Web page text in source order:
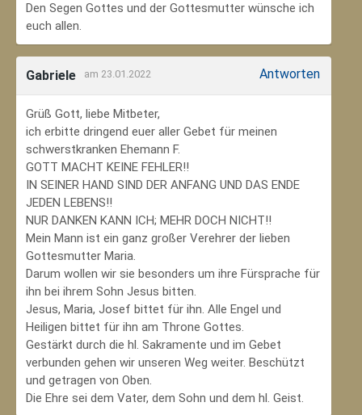
Den Segen Gottes und der Gottesmutter wünsche ich
euch allen.
Gabriele am 23.01.2022 Antworten
Grüß Gott, liebe Mitbeter,
ich erbitte dringend euer aller Gebet für meinen
schwerstkranken Ehemann F.
GOTT MACHT KEINE FEHLER!!
IN SEINER HAND SIND DER ANFANG UND DAS ENDE
JEDEN LEBENS!!
NUR DANKEN KANN ICH; MEHR DOCH NICHT!!
Mein Mann ist ein ganz großer Verehrer der lieben
Gottesmutter Maria.
Darum wollen wir sie besonders um ihre Fürsprache für
ihn bei ihrem Sohn Jesus bitten.
Jesus, Maria, Josef bittet für ihn. Alle Engel und
Heiligen bittet für ihn am Throne Gottes.
Gestärkt durch die hl. Sakramente und im Gebet
verbunden gehen wir unseren Weg weiter. Beschützt
und getragen von Oben.
Die Ehre sei dem Vater, dem Sohn und dem hl. Geist.